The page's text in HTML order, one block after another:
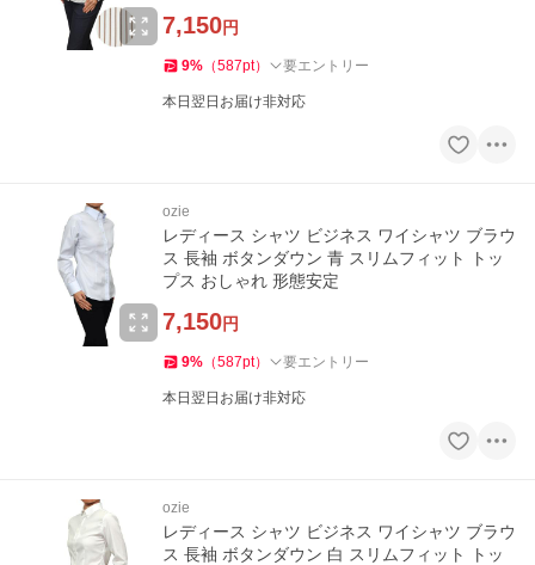
7,150円
9% （587pt） 要エントリー
本日翌日お届け非対応
ozie
レディース シャツ ビジネス ワイシャツ ブラウ
ス 長袖 ボタンダウン 青 スリムフィット トッ
プス おしゃれ 形態安定
7,150円
9% （587pt） 要エントリー
本日翌日お届け非対応
ozie
レディース シャツ ビジネス ワイシャツ ブラウ
ス 長袖 ボタンダウン 白 スリムフィット トッ